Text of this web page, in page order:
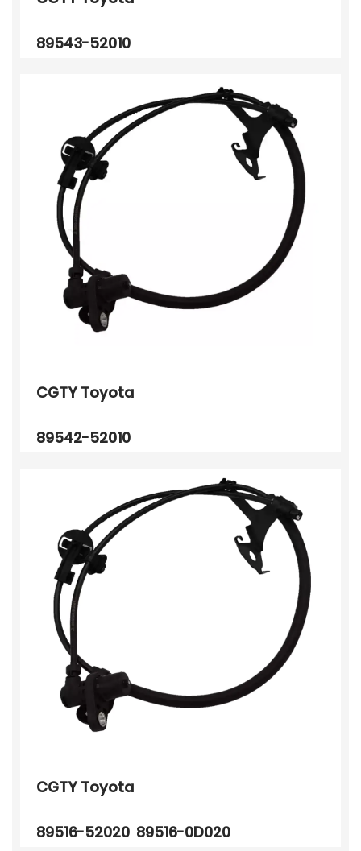
89543-52010
CGTY Toyota
89542-52010
CGTY Toyota
89516-52020 89516-0D020